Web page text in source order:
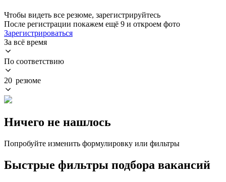
Чтобы видеть все резюме, зарегистрируйтесь
После регистрации покажем ещё 9 и откроем фото
Зарегистрироваться
За всё время
По соответствию
20 резюме
Ничего не нашлось
Попробуйте изменить формулировку или фильтры
Быстрые фильтры подбора вакансий